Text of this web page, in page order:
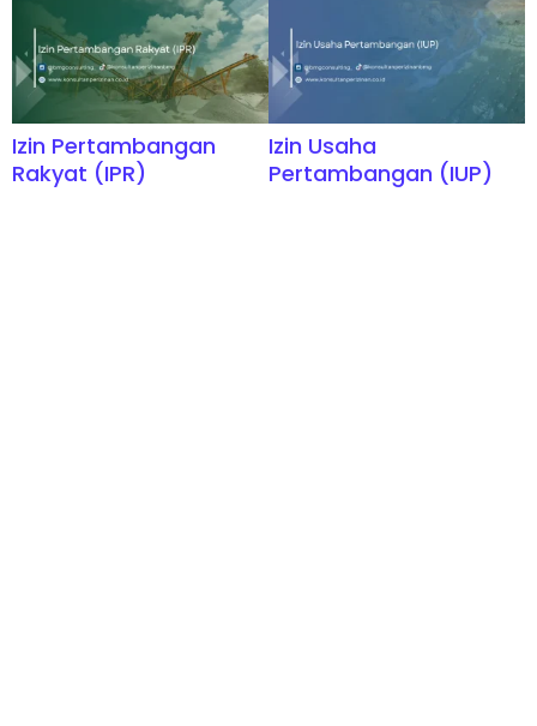
Izin Pertambangan
Rakyat (IPR)
Izin Usaha
Pertambangan (IUP)